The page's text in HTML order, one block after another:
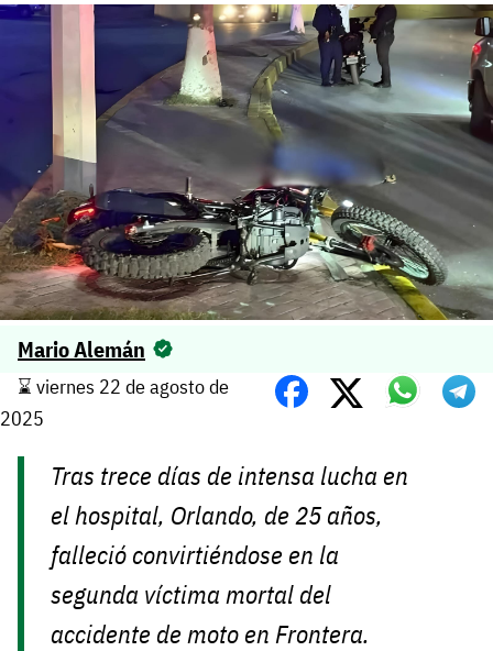
Mario Alemán
⌛️ viernes 22 de agosto de
2025
Tras trece días de intensa lucha en
el hospital, Orlando, de 25 años,
falleció convirtiéndose en la
segunda víctima mortal del
accidente de moto en Frontera.